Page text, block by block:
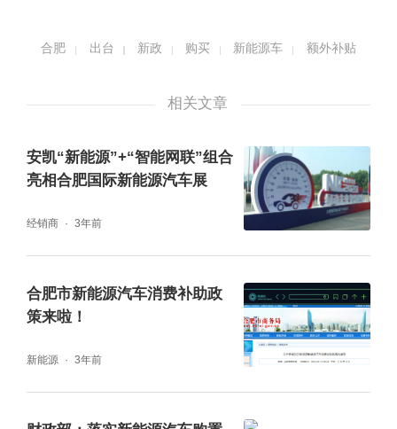
合肥 出台 新政 购买 新能源车 额外补贴
相关文章
安凯“新能源”+“智能网联”组合
亮相合肥国际新能源汽车展
经销商 3年前
合肥市新能源汽车消费补助政
策来啦！
新能源 3年前